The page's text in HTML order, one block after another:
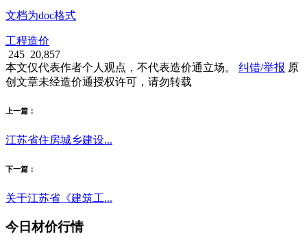
文档为doc格式
工程造价
245 20,857
本文仅代表作者个人观点，不代表造价通立场。 纠错/举报 原
创文章未经造价通授权许可，请勿转载
上一篇：
江苏省住房城乡建设...
下一篇：
关于江苏省《建筑工...
今日材价行情